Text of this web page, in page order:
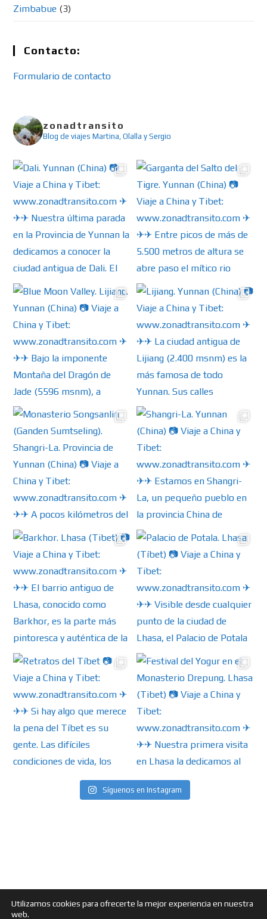
Zimbabue (3)
Contacto:
Formulario de contacto
zonadtransito
Blog de viajes Martina, Olalla y Sergio
Síguenos en Instagram
Utilizamos cookies para ofrecerte la mejor experiencia en nuestra
web.